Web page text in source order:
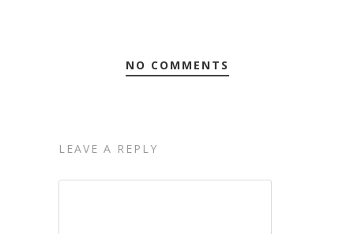
NO COMMENTS
LEAVE A REPLY